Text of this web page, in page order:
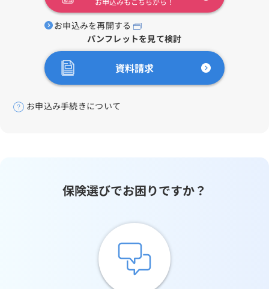
お申込みを再開する
パンフレットを見て検討
資料請求
お申込み手続きについて
保険選びでお困りですか？